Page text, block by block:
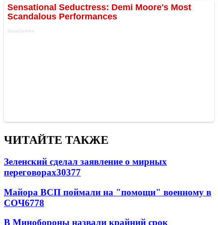
ЧИТАЙТЕ ТАКЖЕ
Зеленский сделал заявление о мирных
переговорах30377
Майора ВСП поймали на "помощи" военному в
СОЧ6778
В Минобороны назвали крайний срок